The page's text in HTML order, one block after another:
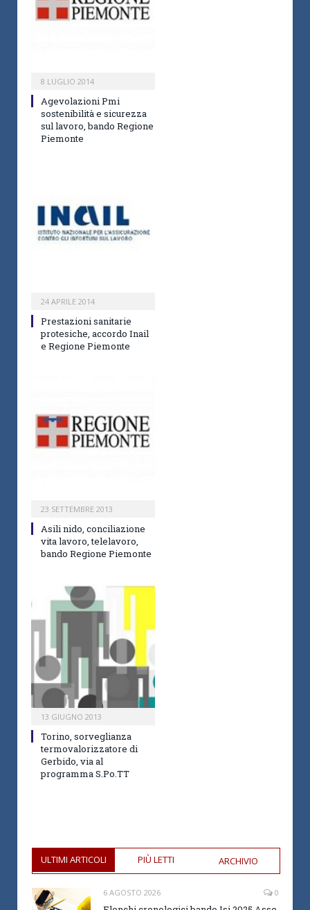
8 LUGLIO 2014
Agevolazioni Pmi
sostenibilità e sicurezza
sul lavoro, bando Regione
Piemonte
24 APRILE 2014
Prestazioni sanitarie
protesiche, accordo Inail
e Regione Piemonte
23 SETTEMBRE 2013
Asili nido, conciliazione
vita lavoro, telelavoro,
bando Regione Piemonte
13 GIUGNO 2013
Torino, sorveglianza
termovalorizzatore di
Gerbido, via al
programma S.Po.TT
ULTIMI ARTICOLI PIÙ LETTI ARCHIVIO
6 AGOSTO 2026 0